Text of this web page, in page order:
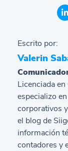
Escrito por:
Valerin
Licenciada
especializo
corporativos
el blog de
información
contadores y